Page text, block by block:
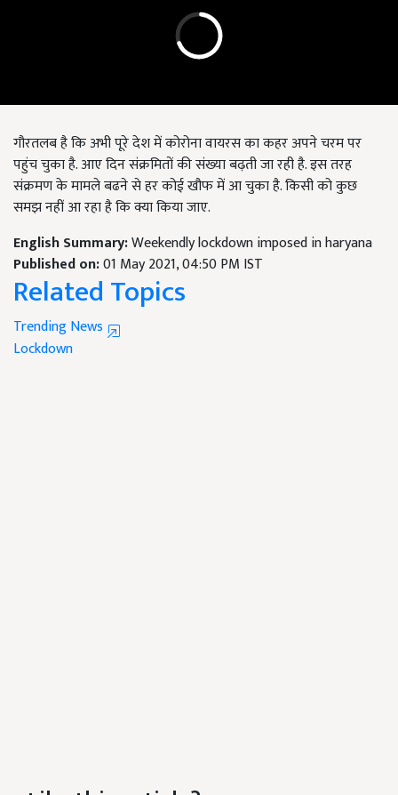
गौरतलब है कि अभी पूरे देश में कोरोना वायरस का कहर अपने चरम पर
पहुंच चुका है. आए दिन संक्रमितों की संख्या बढ़ती जा रही है. इस तरह
संक्रमण के मामले बढने से हर कोई खौफ में आ चुका है. किसी को कुछ
समझ नहीं आ रहा है कि क्या किया जाए.
English Summary:Weekendly lockdown imposed in haryana
Published on:01 May 2021, 04:50 PM IST
Related Topics
Trending News
Lockdown